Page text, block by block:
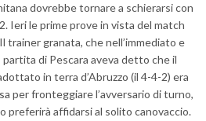
dovrebbe tornare a schierarsi con
Ieri le prime prove in vista del match
trainer granata, che nell’immediato e
di Pescara aveva detto che il
in terra d’Abruzzo (il 4-4-2) era
per fronteggiare l’avversario di turno,
preferirà affidarsi al solito canovaccio.